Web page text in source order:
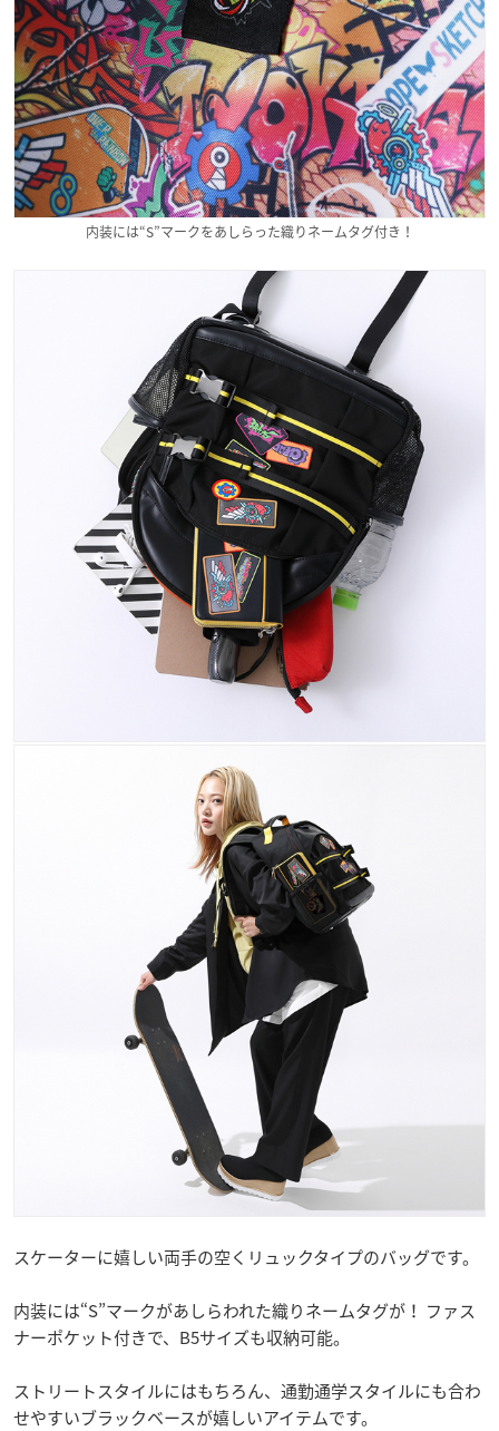
内装には“S”マークをあしらった織りネームタグ付き！
スケーターに嬉しい両手の空くリュックタイプのバッグです。
内装には“S”マークがあしらわれた織りネームタグが！ ファス
ナーポケット付きで、B5サイズも収納可能。
ストリートスタイルにはもちろん、通勤通学スタイルにも合わ
せやすいブラックベースが嬉しいアイテムです。